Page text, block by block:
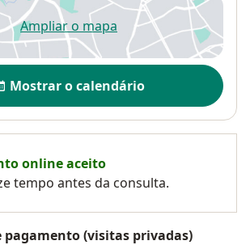
Ampliar o mapaabre num novo separador
Mostrar o calendário
online aceito
tempo antes da consulta.
pagamento (visitas privadas)